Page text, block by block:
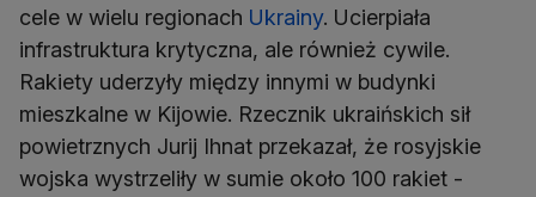
cele w wielu regionach Ukrainy. Ucierpiała
infrastruktura krytyczna, ale również cywile.
Rakiety uderzyły między innymi w budynki
mieszkalne w Kijowie. Rzecznik ukraińskich sił
powietrznych Jurij Ihnat przekazał, że rosyjskie
wojska wystrzeliły w sumie około 100 rakiet -